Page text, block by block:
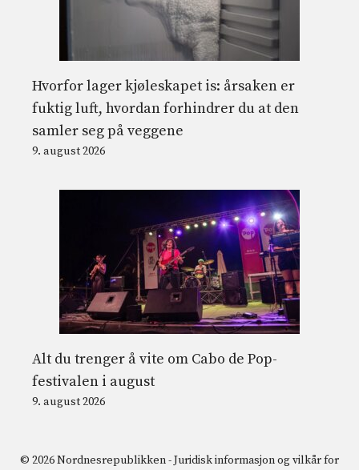
Hvorfor lager kjøleskapet is: årsaken er
fuktig luft, hvordan forhindrer du at den
samler seg på veggene
9. august 2026
Alt du trenger å vite om Cabo de Pop-
festivalen i august
9. august 2026
© 2026 Nordnesrepublikken -Juridisk informasjon og vilkår for